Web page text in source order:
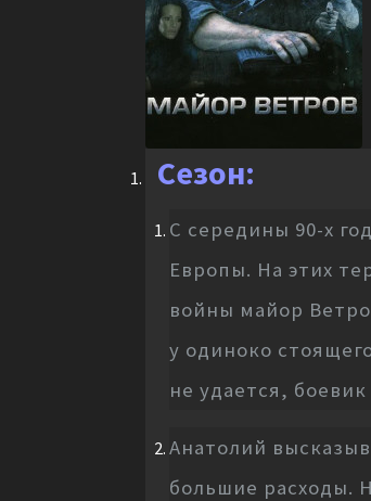
С середины 90-х
Европы. На этих
войны майор
у одиноко
не удается,
Анатолий
большие расходы.